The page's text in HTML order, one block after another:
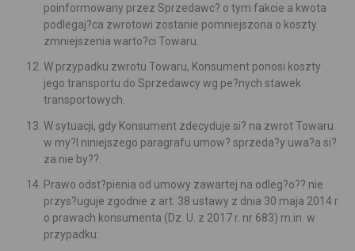
poinformowany przez Sprzedawc? o tym fakcie a kwota
podlegaj?ca zwrotowi zostanie pomniejszona o koszty
zmniejszenia warto?ci Towaru.
W przypadku zwrotu Towaru, Konsument ponosi koszty
jego transportu do Sprzedawcy wg pe?nych stawek
transportowych.
W sytuacji, gdy Konsument zdecyduje si? na zwrot Towaru
w my?l niniejszego paragrafu umow? sprzeda?y uwa?a si?
za nie by??.
Prawo odst?pienia od umowy zawartej na odleg?o?? nie
przys?uguje zgodnie z art. 38 ustawy z dnia 30 maja 2014 r.
o prawach konsumenta (Dz. U. z 2017 r. nr 683) m.in. w
przypadku: